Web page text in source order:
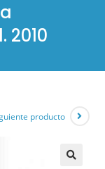
2010
producto